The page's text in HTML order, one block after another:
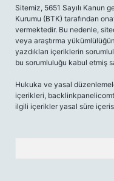
Sitemiz, 5651 Sayılı Kanun
Kurumu (BTK) tarafından
vermektedir. Bu nedenle,
veya araştırma
yazdıkları içeriklerin
bu sorumluluğu kabul etmiş
Hukuka ve yasal
içerikleri,
ilgili içerikler yasal süre